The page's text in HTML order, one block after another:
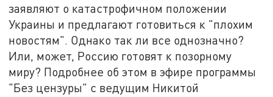
заявляют о катастрофичном положении
Украины и предлагают готовиться к "плохим
новостям". Однако так ли все однозначно?
Или, может, Россию готовят к позорному
миру? Подробнее об этом в эфире программы
"Без цензуры" с ведущим Никитой